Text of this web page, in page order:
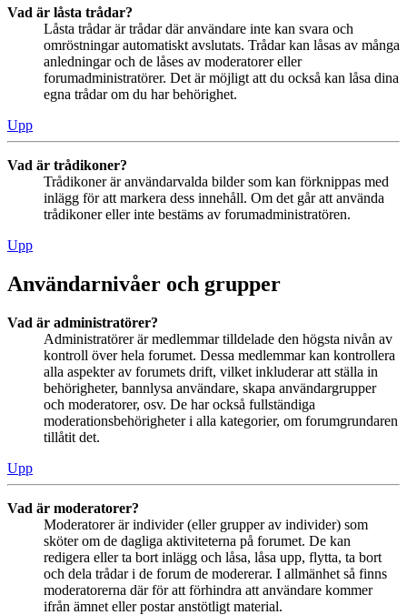
Vad är låsta trådar?
Låsta trådar är trådar där användare inte kan svara och
omröstningar automatiskt avslutats. Trådar kan låsas av många
anledningar och de låses av moderatorer eller
forumadministratörer. Det är möjligt att du också kan låsa dina
egna trådar om du har behörighet.
Upp
Vad är trådikoner?
Trådikoner är användarvalda bilder som kan förknippas med
inlägg för att markera dess innehåll. Om det går att använda
trådikoner eller inte bestäms av forumadministratören.
Upp
Användarnivåer och grupper
Vad är administratörer?
Administratörer är medlemmar tilldelade den högsta nivån av
kontroll över hela forumet. Dessa medlemmar kan kontrollera
alla aspekter av forumets drift, vilket inkluderar att ställa in
behörigheter, bannlysa användare, skapa användargrupper
och moderatorer, osv. De har också fullständiga
moderationsbehörigheter i alla kategorier, om forumgrundaren
tillåtit det.
Upp
Vad är moderatorer?
Moderatorer är individer (eller grupper av individer) som
sköter om de dagliga aktiviteterna på forumet. De kan
redigera eller ta bort inlägg och låsa, låsa upp, flytta, ta bort
och dela trådar i de forum de modererar. I allmänhet så finns
moderatorerna där för att förhindra att användare kommer
ifrån ämnet eller postar anstötligt material.